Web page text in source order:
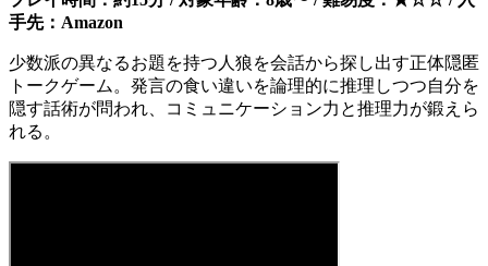
手先：Amazon
少数派の異なるお題を持つ人狼を会話から探し出す正体隠匿
トークゲーム。発言の食い違いを論理的に推理しつつ自分を
隠す話術が問われ、コミュニケーション力と推理力が鍛えら
れる。